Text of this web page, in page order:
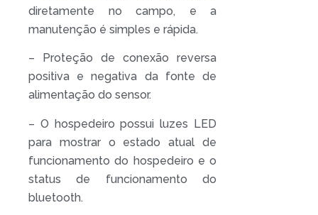
diretamente no campo, e a
manutenção é simples e rápida.
– Proteção de conexão reversa
positiva e negativa da fonte de
alimentação do sensor.
– O hospedeiro possui luzes LED
para mostrar o estado atual de
funcionamento do hospedeiro e o
status de funcionamento do
bluetooth.